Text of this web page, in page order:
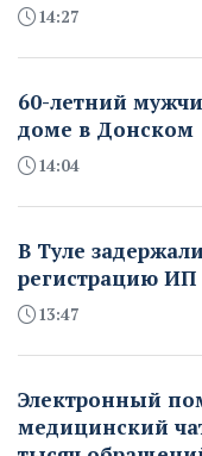
14:27
60-летний
доме в Донском
14:04
В Туле
регистрацию ИП
13:47
Электронный
медицинский